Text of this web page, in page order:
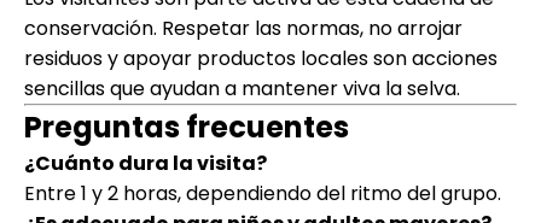
conservación. Respetar las normas, no arrojar
residuos y apoyar productos locales son acciones
sencillas que ayudan a mantener viva la selva.
Preguntas frecuentes
¿Cuánto dura la visita?
Entre 1 y 2 horas, dependiendo del ritmo del grupo.